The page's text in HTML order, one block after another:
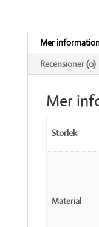
Mer
Recensioner (0)
Mer
Storlek
Material